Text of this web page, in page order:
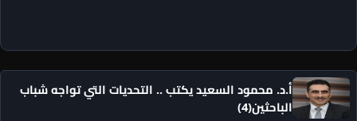
أ.د. محمود السعيد يكتب .. التحديات التي تواجه شباب
الباحثين(4)